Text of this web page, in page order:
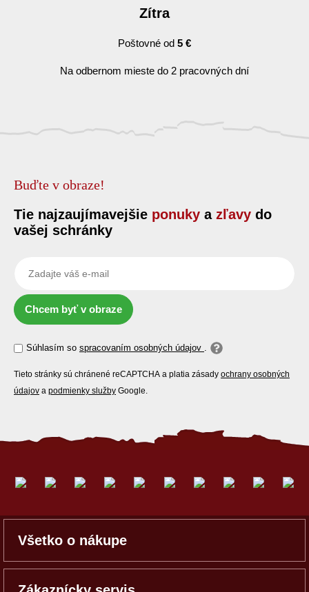
Zítra
Poštovné od 5 €
Na odbernom mieste do 2 pracovných dní
Buďte v obraze!
Tie najzaujímavejšie ponuky a zľavy do
vašej schránky
Chcem byť v obraze
Súhlasím so spracovaním osobných údajov .
Tieto stránky sú chránené reCAPTCHA a platia zásady ochrany osobných
údajov a podmienky služby Google.
Všetko o nákupe